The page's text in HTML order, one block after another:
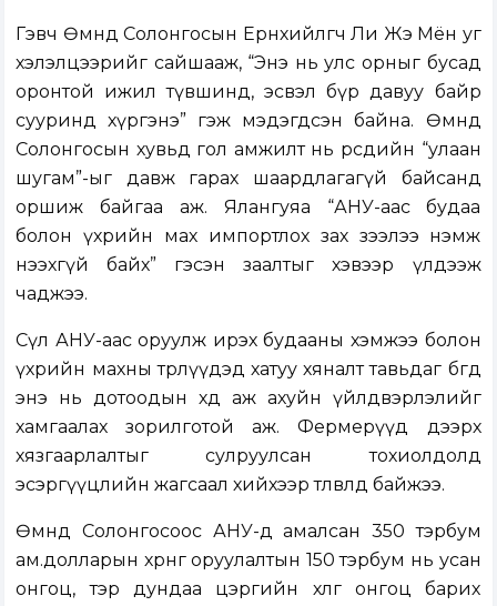
Гэвч Өмнөд Солонгосын Ерөнхийлөгч Ли Жэ Мён уг
хэлэлцээрийг сайшааж, “Энэ нь улс орныг бусад
оронтой ижил түвшинд, эсвэл бүр давуу байр
сууринд хүргэнэ” гэж мэдэгдсэн байна. Өмнөд
Солонгосын хувьд гол амжилт нь өөрсдийн “улаан
шугам”-ыг давж гарах шаардлагагүй байсанд
оршиж байгаа аж. Ялангуяа “АНУ-аас будаа
болон үхрийн мах импортлох зах зээлээ нэмж
нээхгүй байх” гэсэн заалтыг хэвээр үлдээж
чаджээ.
Сөүл АНУ-аас оруулж ирэх будааны хэмжээ болон
үхрийн махны төрлүүдэд хатуу хяналт тавьдаг бөгөөд
энэ нь дотоодын хөдөө аж ахуйн үйлдвэрлэлийг
хамгаалах зорилготой аж. Фермерүүд дээрх
хязгаарлалтыг сулруулсан тохиолдолд
эсэргүүцлийн жагсаал хийхээр төлөвлөөд байжээ.
Өмнөд Солонгосоос АНУ-д амалсан 350 тэрбум
ам.долларын хөрөнгө оруулалтын 150 тэрбум нь усан
онгоц, тэр дундаа цэргийн хөлөг онгоц барих